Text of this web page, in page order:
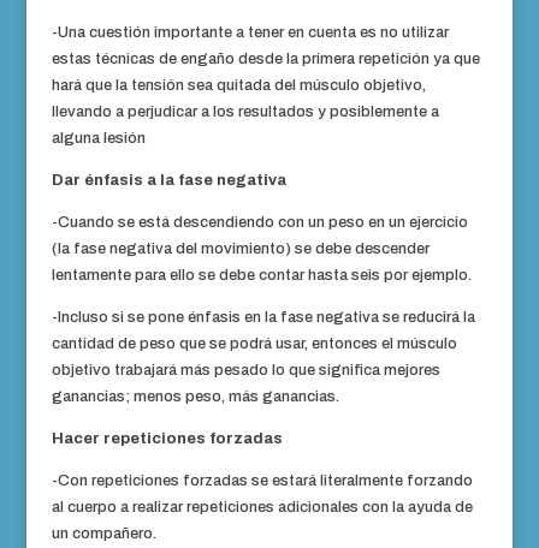
-Una cuestión importante a tener en cuenta es no utilizar
estas técnicas de engaño desde la primera repetición ya que
hará que la tensión sea quitada del músculo objetivo,
llevando a perjudicar a los resultados y posiblemente a
alguna lesión
Dar énfasis a la fase negativa
-Cuando se está descendiendo con un peso en un ejercicio
(la fase negativa del movimiento) se debe descender
lentamente para ello se debe contar hasta seis por ejemplo.
-Incluso si se pone énfasis en la fase negativa se reducirá la
cantidad de peso que se podrá usar, entonces el músculo
objetivo trabajará más pesado lo que significa mejores
ganancias; menos peso, más ganancias.
Hacer repeticiones forzadas
-Con repeticiones forzadas se estará literalmente forzando
al cuerpo a realizar repeticiones adicionales con la ayuda de
un compañero.